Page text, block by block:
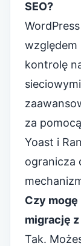
SEO?
względem
kontrolę
za
Yoast i
ogranicza
Czy
migrację
Tak.